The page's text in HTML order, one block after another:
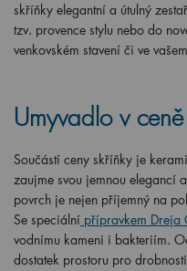
skříňky elegantní a útulný
tzv. provence stylu nebo do
venkovském stavení či ve
Umyvadlo v ceně
Součástí ceny skříňky je
zaujme svou jemnou elegancí
povrch je nejen příjemný na
Se speciální přípravkem Dreja
vodnímu kameni i bakteriím.
dostatek prostoru pro